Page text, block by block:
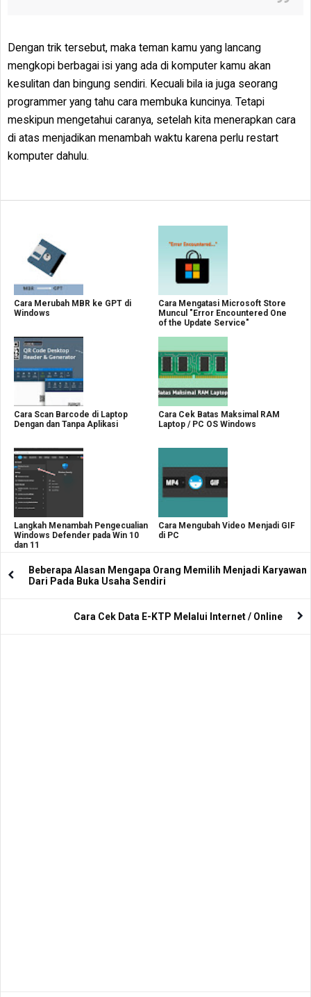
Dengan trik tersebut, maka teman kamu yang lancang
mengkopi berbagai isi yang ada di komputer kamu akan
kesulitan dan bingung sendiri. Kecuali bila ia juga seorang
programmer yang tahu cara membuka kuncinya. Tetapi
meskipun mengetahui caranya, setelah kita menerapkan cara
di atas menjadikan menambah waktu karena perlu restart
komputer dahulu.
Cara Merubah MBR ke GPT di
Windows
Cara Mengatasi Microsoft Store
Muncul "Error Encountered One
of the Update Service"
Cara Scan Barcode di Laptop
Dengan dan Tanpa Aplikasi
Cara Cek Batas Maksimal RAM
Laptop / PC OS Windows
Langkah Menambah Pengecualian
Windows Defender pada Win 10
dan 11
Cara Mengubah Video Menjadi GIF
di PC
Beberapa Alasan Mengapa Orang Memilih Menjadi Karyawan
Dari Pada Buka Usaha Sendiri
Cara Cek Data E-KTP Melalui Internet / Online